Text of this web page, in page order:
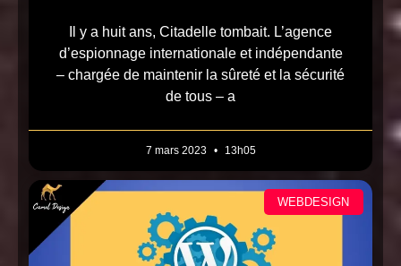
Il y a huit ans, Citadelle tombait. L’agence
d’espionnage internationale et indépendante
– chargée de maintenir la sûreté et la sécurité
de tous – a
7 mars 2023 13h05
WEBDESIGN